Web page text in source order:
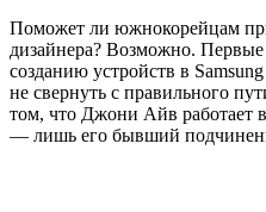
Поможет ли южнокорейцам
дизайнера? Возможно.
созданию устройств в
не свернуть с правильного
том, что Джони Айв работает
— лишь его бывший